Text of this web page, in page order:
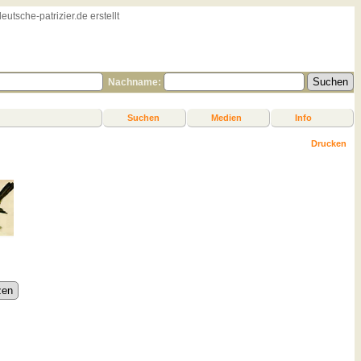
patrizier.de erstellt
Nachname:
Suchen Medien Info
Drucken